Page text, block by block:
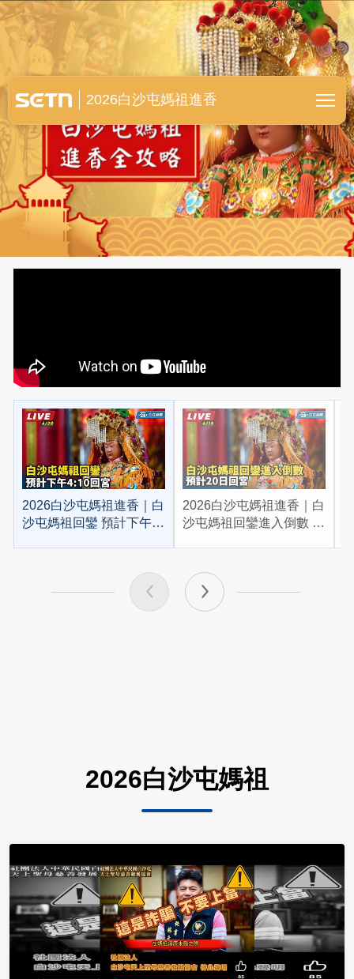
白沙屯媽祖進香全紀錄
2026白沙屯媽祖進香
2026白沙屯媽祖進香｜白
沙屯媽祖回鑾 預計下午
2026白沙屯媽祖進香｜白
沙屯媽祖回鑾進入倒數 預
2026白沙屯媽祖